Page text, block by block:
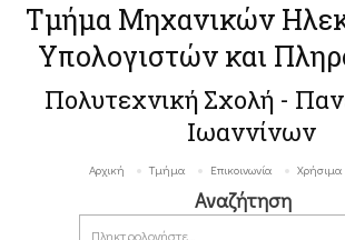
Τμήμα Μηχανικών
Υπολογιστών και
Πολυτεχνική Σχολή -
Ιωαννίνων
Αρχική Τμήμα Επικοινωνία
Αναζήτηση